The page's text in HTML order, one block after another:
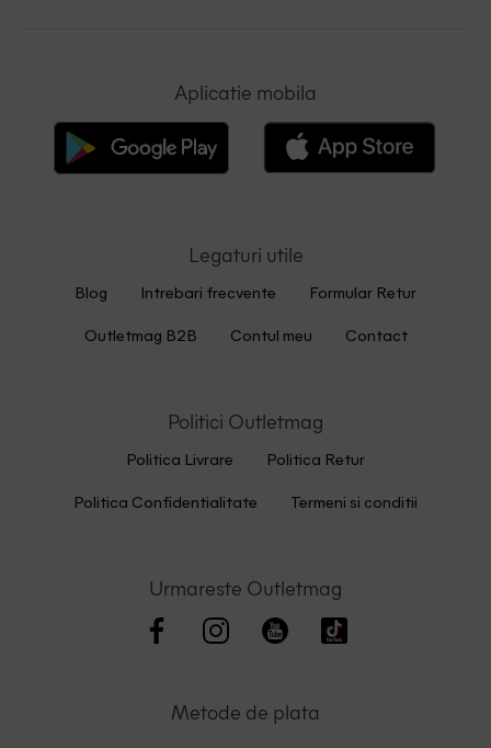
Aplicatie mobila
Legaturi utile
Blog Intrebari frecvente Formular Retur
Outletmag B2B Contul meu Contact
Politici Outletmag
Politica Livrare Politica Retur
Politica Confidentialitate Termeni si conditii
Urmareste Outletmag
Metode de plata